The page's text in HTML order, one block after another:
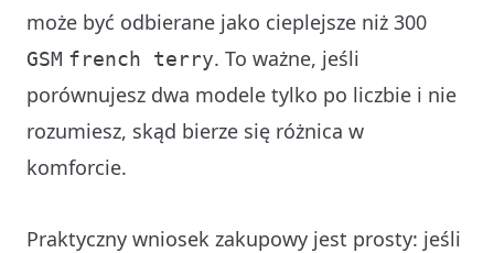
może być odbierane jako cieplejsze niż 300
GSM french terry. To ważne, jeśli
porównujesz dwa modele tylko po liczbie i nie
rozumiesz, skąd bierze się różnica w
komforcie.
Praktyczny wniosek zakupowy jest prosty: jeśli